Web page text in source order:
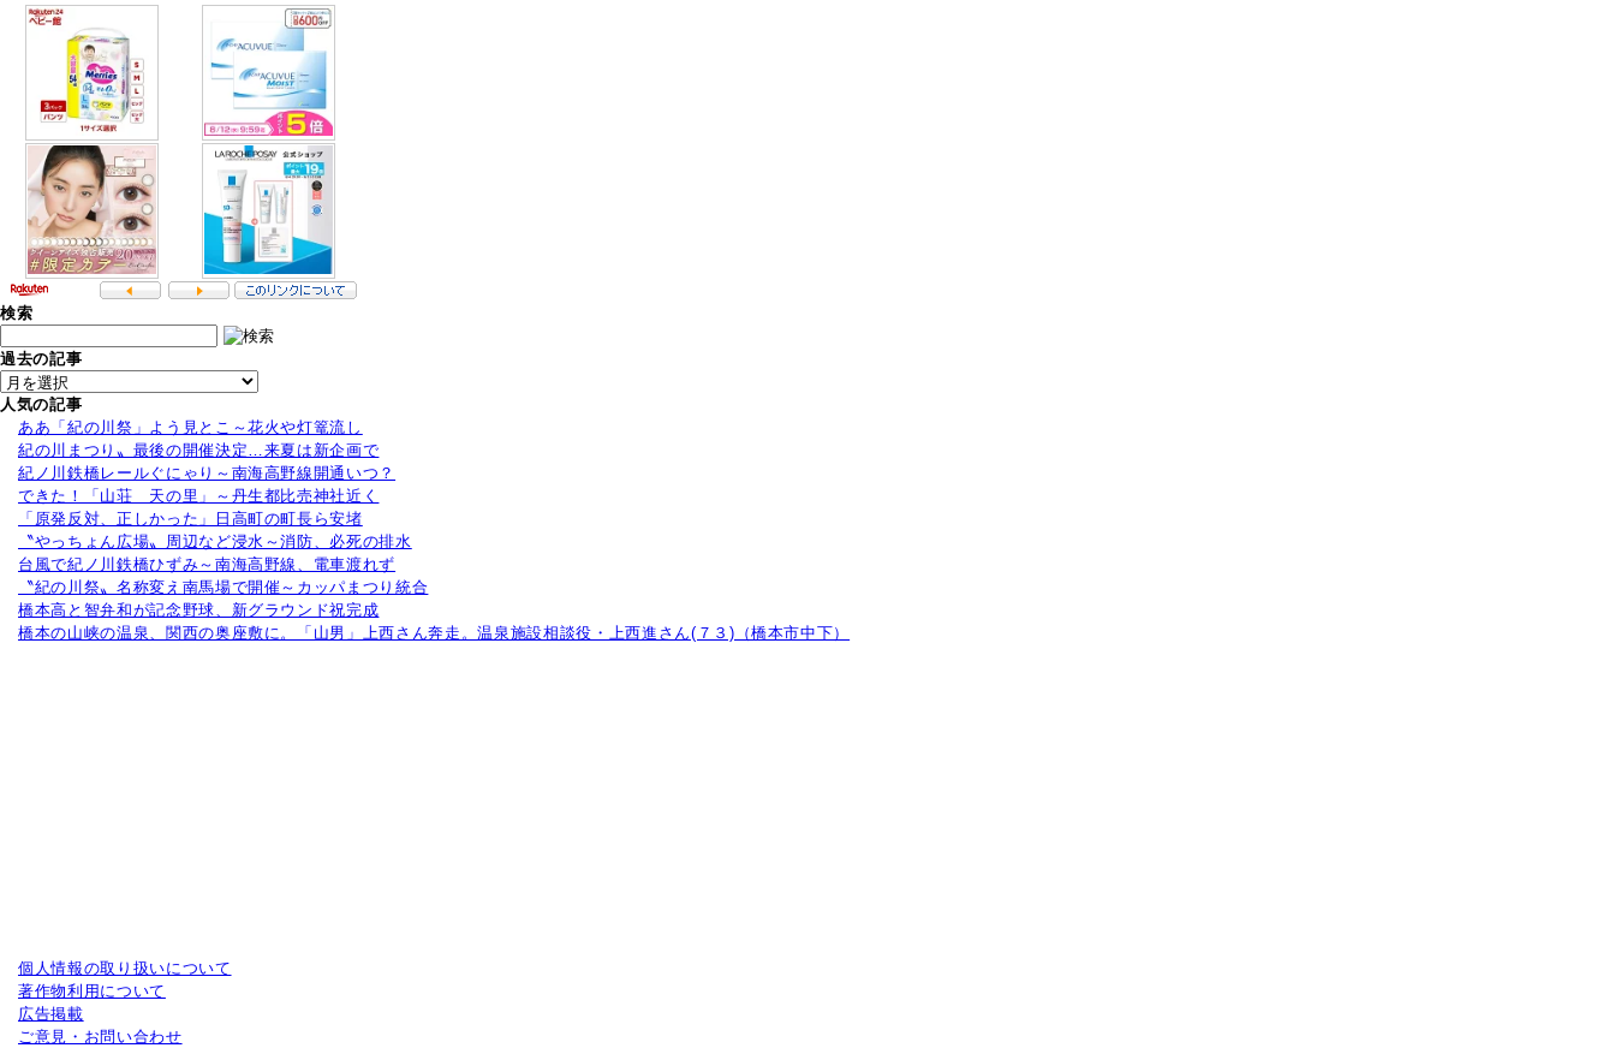
検索
過去の記事
人気の記事
ああ「紀の川祭」よう見とこ～花火や灯篭流し
紀の川まつり〟最後の開催決定…来夏は新企画で
紀ノ川鉄橋レールぐにゃり～南海高野線開通いつ？
できた！「山荘 天の里」～丹生都比売神社近く
「原発反対、正しかった」日高町の町長ら安堵
〝やっちょん広場〟周辺など浸水～消防、必死の排水
台風で紀ノ川鉄橋ひずみ～南海高野線、電車渡れず
〝紀の川祭〟名称変え南馬場で開催～カッパまつり統合
橋本高と智弁和が記念野球、新グラウンド祝完成
橋本の山峡の温泉、関西の奥座敷に。「山男」上西さん奔走。温泉施設相談役・上西進さん(７３)（橋本市中下）
個人情報の取り扱いについて
著作物利用について
広告掲載
ご意見・お問い合わせ